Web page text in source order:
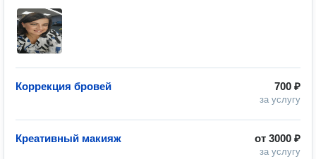
700 ₽
за услугу
Коррекция бровей
от 3000 ₽
за услугу
Креативный макияж